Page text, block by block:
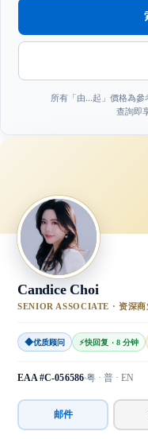
所有「由…起」價格為參
查詢即
Candice Choi
SENIOR ASSOCIATE · 资深商
◆优质顾问 ⚡快回复 · 8 分钟
EAA #C-056586 粤 · 普 · EN
邮件